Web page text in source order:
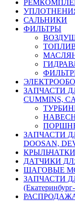
САЛЬНИКИ
ФИЛЬТРЫ
ЗАПЧАСТИ
CUMMINS,
ЗАПЧАСТИ
DOOSAN,
ДАТЧИКИ
ШАГОВЫЕ
ЗАПЧАСТИ